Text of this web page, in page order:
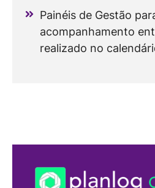
Painéis de Gestão
acompanhamento
realizado no